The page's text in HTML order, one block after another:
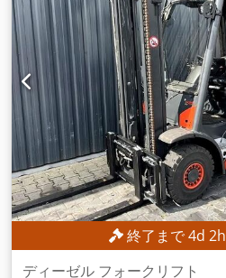
終了まで4d 2h
ディーゼル フォークリフト